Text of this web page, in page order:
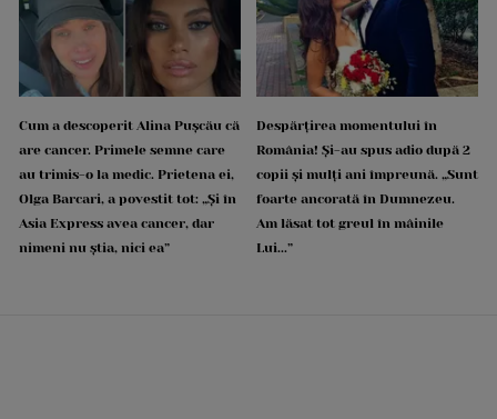
Cum a descoperit Alina Pușcău că
are cancer. Primele semne care
au trimis-o la medic. Prietena ei,
Olga Barcari, a povestit tot: „Și în
Asia Express avea cancer, dar
nimeni nu știa, nici ea”
Despărțirea momentului în
România! Și-au spus adio după 2
copii și mulți ani împreună. „Sunt
foarte ancorată în Dumnezeu.
Am lăsat tot greul în mâinile
Lui...”